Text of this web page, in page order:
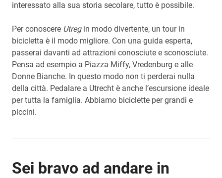
interessato alla sua storia secolare, tutto è possibile.
Per conoscere Utregin modo divertente, un tour in
bicicletta è il modo migliore. Con una guida esperta,
passerai davanti ad attrazioni conosciute e sconosciute.
Pensa ad esempio a Piazza Miffy, Vredenburg e alle
Donne Bianche. In questo modo non ti perderai nulla
della città. Pedalare a Utrecht è anche l’escursione ideale
per tutta la famiglia. Abbiamo biciclette per grandi e
piccini.
Sei bravo ad andare in